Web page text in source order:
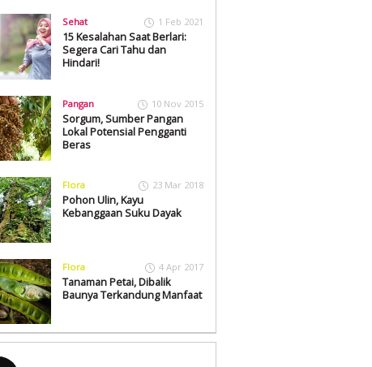
Sehat 1 Feb 2021
15 Kesalahan Saat Berlari:
Segera Cari Tahu dan
Hindari!
Pangan 10 Nov 2015
Sorgum, Sumber Pangan
Lokal Potensial Pengganti
Beras
Flora 23 Mar 2018
Pohon Ulin, Kayu
Kebanggaan Suku Dayak
Flora 4 Apr 2017
Tanaman Petai, Dibalik
Baunya Terkandung Manfaat